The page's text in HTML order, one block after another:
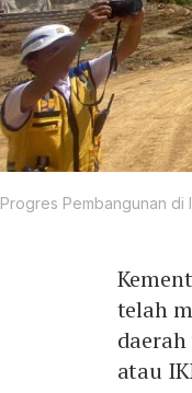
Progres Pembangunan di
telah
atau